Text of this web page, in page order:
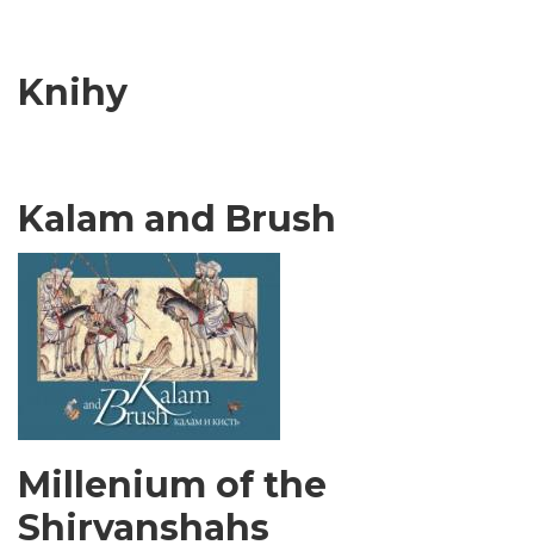
Knihy
Kalam and Brush
Millenium of the
Shirvanshahs